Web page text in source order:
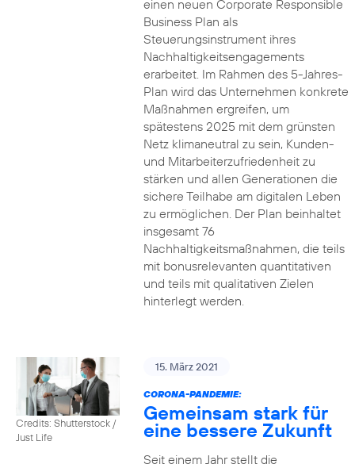
einen neuen Corporate Responsible
Business Plan als
Steuerungsinstrument ihres
Nachhaltigkeitsengagements
erarbeitet. Im Rahmen des 5-Jahres-
Plan wird das Unternehmen konkrete
Maßnahmen ergreifen, um
spätestens 2025 mit dem grünsten
Netz klimaneutral zu sein, Kunden-
und Mitarbeiterzufriedenheit zu
stärken und allen Generationen die
sichere Teilhabe am digitalen Leben
zu ermöglichen. Der Plan beinhaltet
insgesamt 76
Nachhaltigkeitsmaßnahmen, die teils
mit bonusrelevanten quantitativen
und teils mit qualitativen Zielen
hinterlegt werden.
Credits: Shutterstock /
Just Life
15. März 2021
CORONA-PANDEMIE:
Gemeinsam stark für
eine bessere Zukunft
Seit einem Jahr stellt die